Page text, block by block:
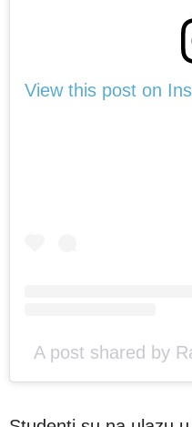
View this post on
A post shared by